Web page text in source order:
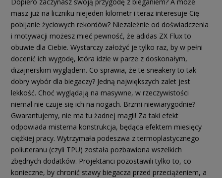
masz już na liczniku niejeden kilometr i teraz interesuje Cię
pobijanie życiowych rekordów? Niezależnie od doświadczenia
i motywacji możesz mieć pewność, że adidas ZX Flux to
obuwie dla Ciebie. Wystarczy założyć je tylko raz, by w pełni
docenić ich wygodę, która idzie w parze z doskonałym,
dizajnerskim wyglądem. Co sprawia, że te sneakery to tak
dobry wybór dla biegaczy? Jedną największych zalet jest
lekkość. Choć wyglądają na masywne, w rzeczywistości
niemal nie czuje się ich na nogach. Brzmi niewiarygodnie?
Gwarantujemy, nie ma tu żadnej magii! Za taki efekt
odpowiada misterna konstrukcja, będąca efektem miesięcy
ciężkiej pracy. Wytrzymała podeszwa z termoplastycznego
poliuteranu (czyli TPU) została pozbawiona wszelkich
zbędnych dodatków. Projektanci pozostawili tylko to, co
konieczne, by chronić stawy biegacza przed przeciążeniem, a